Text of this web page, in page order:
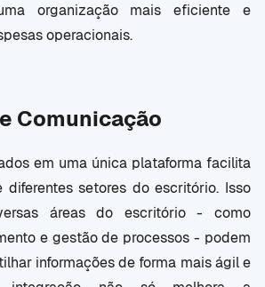
organização mais eficiente e
operacionais.
Comunicação
em uma única plataforma facilita
diferentes setores do escritório. Isso
áreas do escritório - como
e gestão de processos - podem
informações de forma mais ágil e